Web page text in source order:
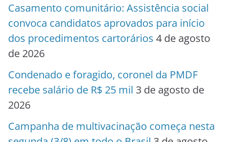
Casamento comunitário: Assistência social
convoca candidatos aprovados para início
dos procedimentos cartorários 4 de agosto
de 2026
Condenado e foragido, coronel da PMDF
recebe salário de R$ 25 mil 3 de agosto de
2026
Campanha de multivacinação começa nesta